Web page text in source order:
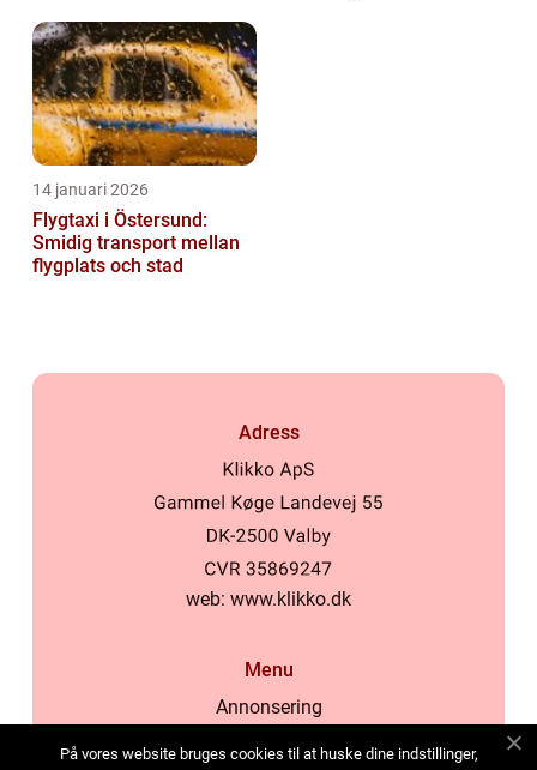
14 januari 2026
Flygtaxi i Östersund:
Smidig transport mellan
flygplats och stad
Adress
web: www.klikko.dk
Menu
Annonsering
På vores website bruges cookies til at huske dine indstillinger,